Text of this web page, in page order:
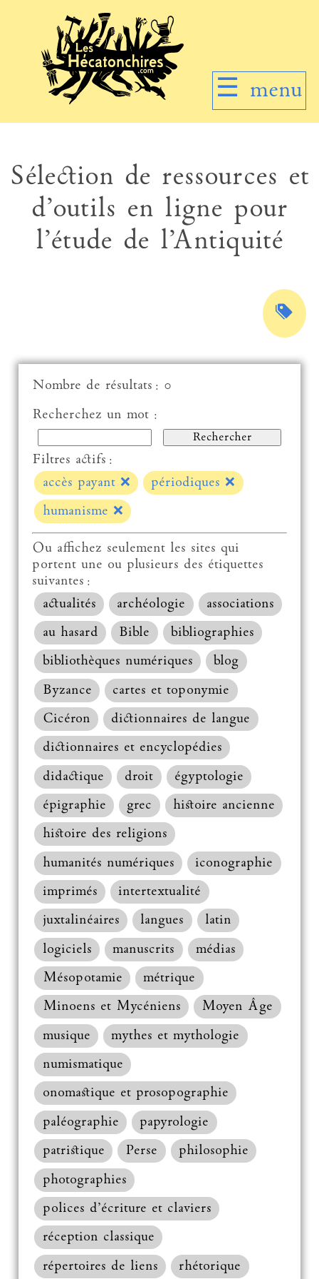
☰ menu
Sélection de ressources et
d’outils en ligne pour
l’étude de l’Antiquité
Nombre de résultats : 0
Recherchez un mot :
Filtres actifs :
accès payant ❌ périodiques❌
humanisme ❌
Ou affichez seulement les sites qui
portent une ou plusieurs des étiquettes
suivantes :
actualités
archéologie
associations
au hasard
Bible
bibliographies
bibliothèques numériques
blog
Byzance
cartes et toponymie
Cicéron
dictionnaires de langue
dictionnaires et encyclopédies
didactique
droit
égyptologie
épigraphie
grec
histoire ancienne
histoire des religions
humanités numériques
iconographie
imprimés
intertextualité
juxtalinéaires
langues
latin
logiciels
manuscrits
médias
Mésopotamie
métrique
Minoens et Mycéniens
Moyen Âge
musique
mythes et mythologie
numismatique
onomastique et prosopographie
paléographie
papyrologie
patristique
Perse
philosophie
photographies
polices d’écriture et claviers
réception classique
répertoires de liens
rhétorique